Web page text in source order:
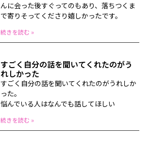
んに会った後すぐってのもあり、落ちつくま
で寄りそってくださり嬉しかったです。
続きを読む »
すごく自分の話を聞いてくれたのがう
れしかった
すごく自分の話を聞いてくれたのがうれしか
った。
悩んでいる人はなんでも話してほしい
続きを読む »